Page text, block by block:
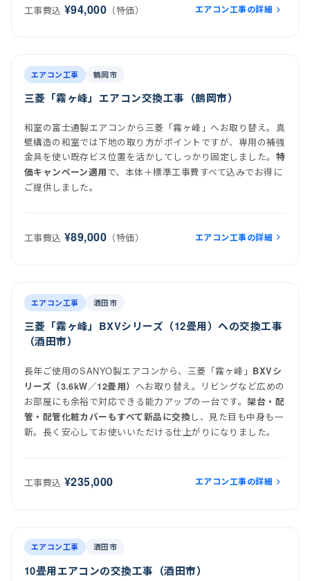
工事費込 ¥94,000 （特価） エアコン工事の詳細
施工後
エアコン工事 鶴岡市
三菱「霧ヶ峰」エアコン交換工事（鶴岡市）
和室の富士通製エアコンから三菱「霧ヶ峰」へお取り替え。真
壁構造の和室では下地の取り方がポイントですが、専用の補強
金具を使い既存ビス位置を活かしてしっかり固定しました。 特
価キャンペーン適用で、本体＋標準工事費すべて込みでお得に
ご提供しました。
工事費込 ¥89,000 （特価） エアコン工事の詳細
施工後
エアコン工事 酒田市
三菱「霧ヶ峰」BXVシリーズ（12畳用）への交換工事
（酒田市）
長年ご使用のSANYO製エアコンから、三菱「霧ヶ峰」 BXVシ
リーズ（3.6kW／12畳用） へお取り替え。リビングなど広めの
お部屋にも余裕で対応できる能力アップの一台です。架台・配
管・配管化粧カバーもすべて新品に交換し、見た目も中身も一
新。長く安心してお使いいただける仕上がりになりました。
工事費込 ¥235,000 エアコン工事の詳細
施工後
エアコン工事 酒田市
10畳用エアコンの交換工事（酒田市）